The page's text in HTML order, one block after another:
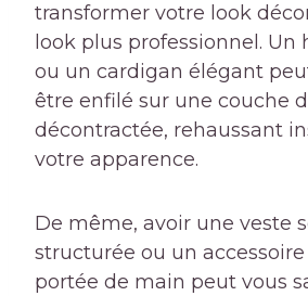
transformer votre look
look plus professionnel. Un
ou un cardigan élégant
être enfilé sur une couche
décontractée, rehaussant
votre apparence.
De même, avoir une veste
structurée ou un
portée de main peut vous